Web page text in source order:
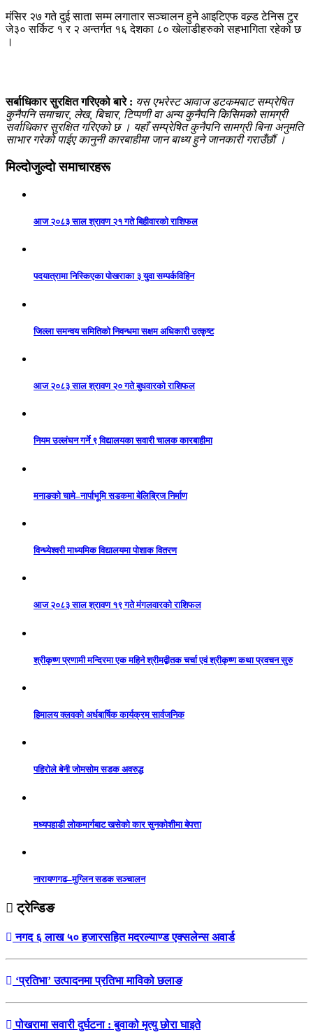
मंसिर २७ गते दुई साता सम्म लगातार सञ्चालन हुने आइटिएफ वल्र्ड टेनिस टुर
जे३० सर्किट १ र २ अन्तर्गत १६ देशका ८० खेलाडीहरुको सहभागिता रहेको छ
।
सर्बाधिकार सुरक्षित गरिएको बारे : यस एभरेस्ट आवाज डटकमबाट सम्प्रेषित
कुनैपनि समाचार, लेख, बिचार, टिप्पणी वा अन्य कुनैपनि किसिमको सामग्री
सर्वाधिकार सुरक्षित गरिएको छ । यहाँ सम्प्रेषित कुनैपनि सामग्री बिना अनुमति
साभार गरेको पाईए कानुनी कारबाहीमा जान बाध्य हुने जानकारी गराउँछौं ।
मिल्दोजुल्दो समाचारहरू
आज २०८३ साल श्रावण २१ गते बिहीवारको राशिफल
पदयात्रामा निस्किएका पोखराका ३ युवा सम्पर्कविहिन
जिल्ला समन्वय समितिको निवन्धमा सक्षम अधिकारी उत्कृष्ट
आज २०८३ साल श्रावण २० गते बुधवारको राशिफल
नियम उल्लंघन गर्ने ९ विद्यालयका सवारी चालक कारबाहीमा
मनाङको चामे–नार्पाभूमि सडकमा बेलिब्रिज निर्माण
विन्ध्येश्वरी माध्यमिक विद्यालयमा पोशाक वितरण
आज २०८३ साल श्रावण १९ गते मंगलवारको राशिफल
श्रीकृष्ण प्रणामी मन्दिरमा एक महिने श्रीमद्बीतक चर्चा एवं श्रीकृष्ण कथा प्रवचन सुरु
हिमालय क्लवको अर्धबार्षिक कार्यक्रम सार्वजनिक
पहिरोले बेनी जोमसोम सडक अवरुद्ध
मध्यपहाडी लोकमार्गबाट खसेको कार सुनकोशीमा बेपत्ता
नारायणगढ–मुग्लिन सडक सञ्चालन
ट्रेन्डिङ
नगद ६ लाख ५० हजारसहित मदरल्याण्ड एक्सलेन्स अवार्ड
‘प्रतिभा’ उत्पादनमा प्रतिभा माविको छलाङ
पोखरामा सवारी दुर्घटना : बुवाको मृत्यु छोरा घाइते